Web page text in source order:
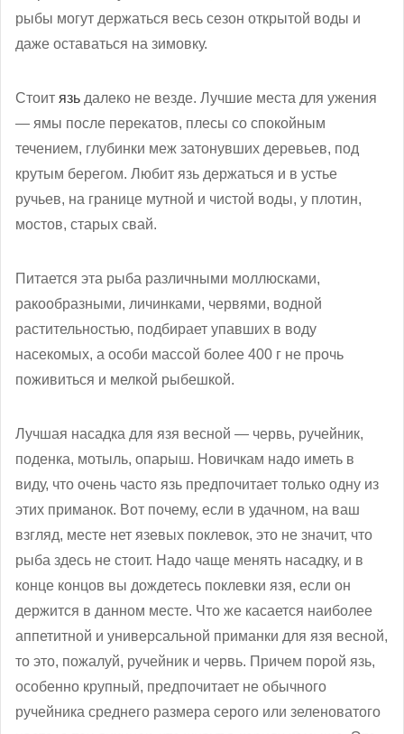
рыбы могут держаться весь сезон открытой воды и
даже оставаться на зимовку.
Стоит язь далеко не везде. Лучшие места для ужения
— ямы после перекатов, плесы со спокойным
течением, глубинки меж затонувших деревьев, под
крутым берегом. Любит язь держаться и в устье
ручьев, на границе мутной и чистой воды, у плотин,
мостов, старых свай.
Питается эта рыба различными моллюсками,
ракообразными, личинками, червями, водной
растительностью, подбирает упавших в воду
насекомых, а особи массой более 400 г не прочь
поживиться и мелкой рыбешкой.
Лучшая насадка для язя весной — червь, ручейник,
поденка, мотыль, опарыш. Новичкам надо иметь в
виду, что очень часто язь предпочитает только одну из
этих приманок. Вот почему, если в удачном, на ваш
взгляд, месте нет язевых поклевок, это не значит, что
рыба здесь не стоит. Надо чаще менять насадку, и в
конце концов вы дождетесь поклевки язя, если он
держится в данном месте. Что же касается наиболее
аппетитной и универсальной приманки для язя весной,
то это, пожалуй, ручейник и червь. Причем порой язь,
особенно крупный, предпочитает не обычного
ручейника среднего размера серого или зеленоватого